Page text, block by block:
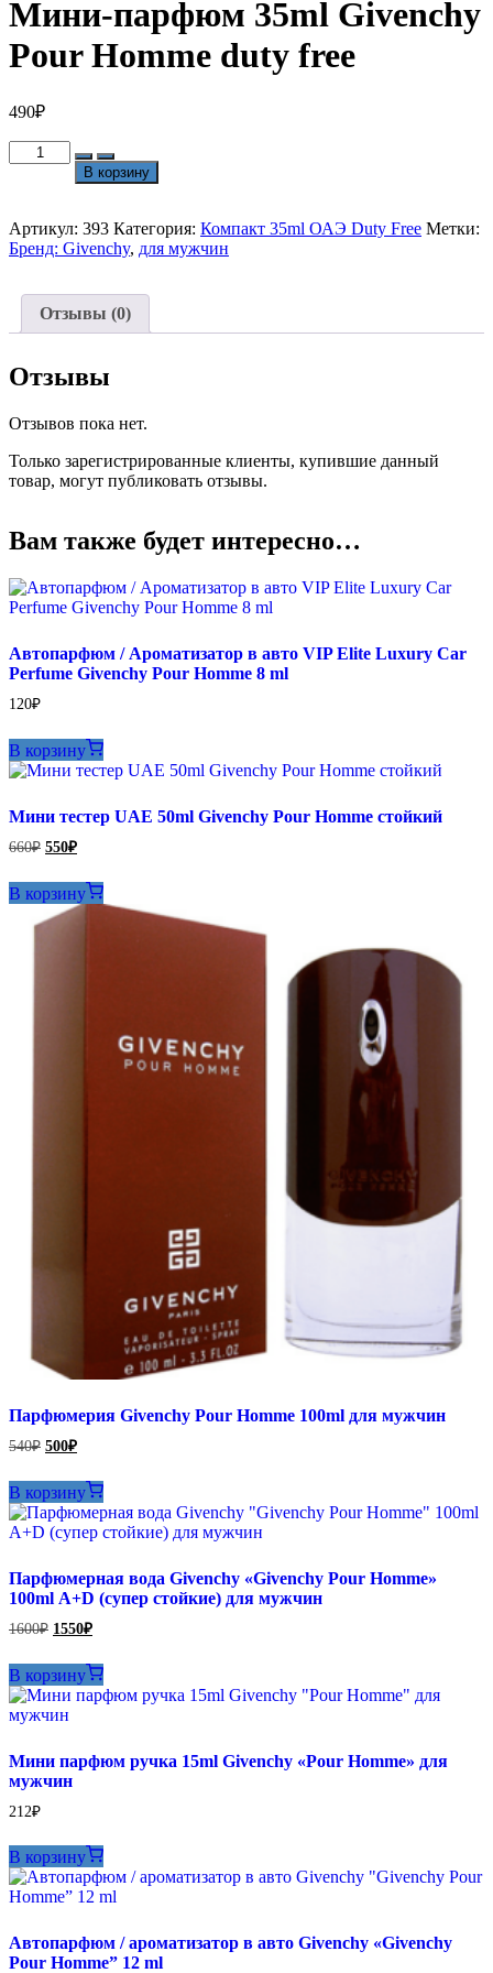
Мини-парфюм 35ml Givenchy
Pour Homme duty free
490₽
Количество
товара
35ml
Givenchy
free
В корзину
Артикул: 393 Категория: Компакт 35ml ОАЭ Duty Free Метки:
Бренд: Givenchy, для мужчин
Отзывы (0)
Отзывы
Отзывов пока нет.
Только зарегистрированные клиенты, купившие данный
товар, могут публиковать отзывы.
Вам также будет интересно…
Автопарфюм / Ароматизатор в авто VIP Elite Luxury Car
Perfume Givenchy Pour Homme 8 ml
120₽
В корзину
Мини тестер UAE 50ml Givenchy Pour Homme стойкий
660₽ Первоначальная
660₽.
550₽Текущая
550₽.
В корзину
Парфюмерия Givenchy Pour Homme 100ml для мужчин
540₽ Первоначальная
540₽.
500₽Текущая
500₽.
В корзину
Парфюмерная вода Givenchy «Givenchy Pour Homme»
100ml А+D (супер стойкие) для мужчин
1600₽ Первоначальная
цена
1600₽.
1550₽Текущая
цена:
1550₽.
В корзину
Мини парфюм ручка 15ml Givenchy «Pour Homme» для
мужчин
212₽
В корзину
Автопарфюм / ароматизатор в авто Givenchy «Givenchy
Pour Homme” 12 ml